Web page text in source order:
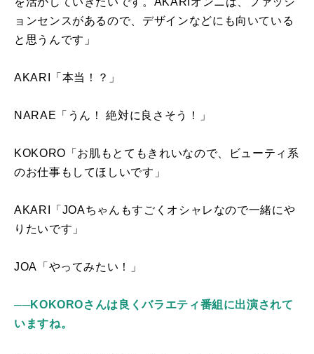
ョンセンスがあるので、デザインなどにも向いている
と思うんです」
AKARI「本当！？」
NARAE「うん！ 絶対に良さそう！」
KOKORO「お肌もとてもきれいなので、ビューティ系
のお仕事もしてほしいです」
AKARI「 JOAちゃんもすごくオシャレなので一緒にや
りたいです」
JOA「やってみたい！」
──KOKOROさんは良くバラエティ番組に出演されて
いますね。